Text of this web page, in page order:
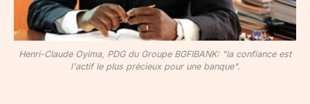
Henri-Claude Oyima, PDG du Groupe BGFIBANK: "la confiance est
l'actif le plus précieux pour une banque".